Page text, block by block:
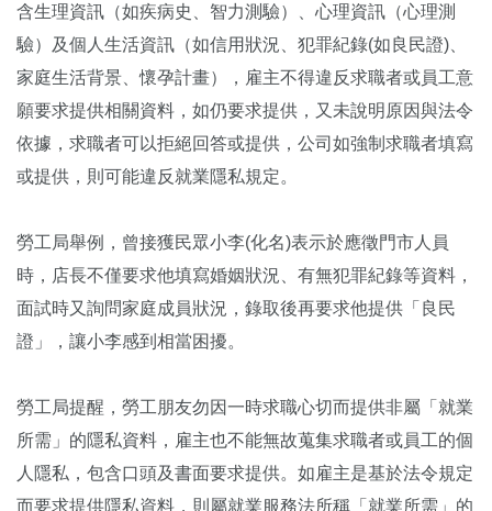
含生理資訊（如疾病史、智力測驗）、心理資訊（心理測
驗）及個人生活資訊（如信用狀況、犯罪紀錄(如良民證)、
家庭生活背景、懷孕計畫），雇主不得違反求職者或員工意
願要求提供相關資料，如仍要求提供，又未說明原因與法令
依據，求職者可以拒絕回答或提供，公司如強制求職者填寫
或提供，則可能違反就業隱私規定。
勞工局舉例，曾接獲民眾小李(化名)表示於應徵門市人員
時，店長不僅要求他填寫婚姻狀況、有無犯罪紀錄等資料，
面試時又詢問家庭成員狀況，錄取後再要求他提供「良民
證」，讓小李感到相當困擾。
勞工局提醒，勞工朋友勿因一時求職心切而提供非屬「就業
所需」的隱私資料，雇主也不能無故蒐集求職者或員工的個
人隱私，包含口頭及書面要求提供。如雇主是基於法令規定
而要求提供隱私資料，則屬就業服務法所稱「就業所需」的